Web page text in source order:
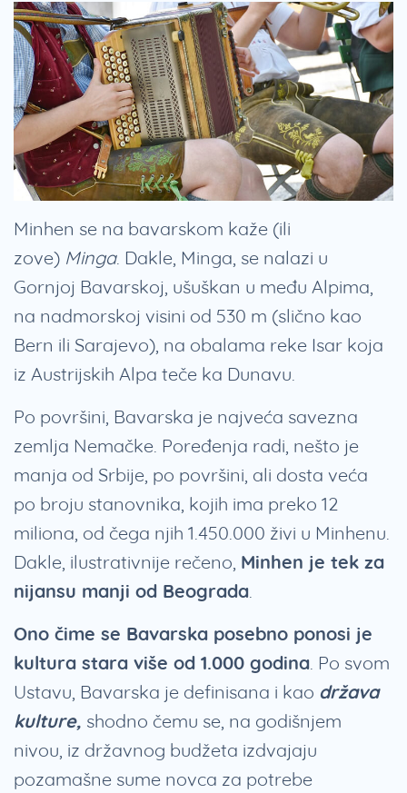
Minhen se na bavarskom kaže (ili
zove) Minga. Dakle, Minga, se nalazi u
Gornjoj Bavarskoj, ušuškan u među Alpima,
na nadmorskoj visini od 530 m (slično kao
Bern ili Sarajevo), na obalama reke Isar koja
iz Austrijskih Alpa teče ka Dunavu.
Po površini, Bavarska je najveća savezna
zemlja Nemačke. Poređenja radi, nešto je
manja od Srbije, po površini, ali dosta veća
po broju stanovnika, kojih ima preko 12
miliona, od čega njih 1.450.000 živi u Minhenu.
Dakle, ilustrativnije rečeno, Minhen je tek za
nijansu manji od Beograda.
Ono čime se Bavarska posebno ponosi je
kultura stara više od 1.000 godina. Po svom
Ustavu, Bavarska je definisana i kao država
kulture, shodno čemu se, na godišnjem
nivou, iz državnog budžeta izdvajaju
pozamašne sume novca za potrebe